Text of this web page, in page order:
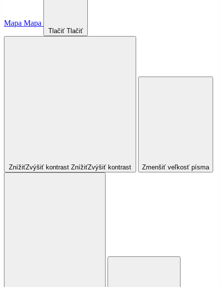
Mapa Mapa
Tlačiť Tlačiť
ZnížiťZvýšiť kontrast ZnížiťZvýšiť kontrast Zmenšiť veľkosť písma